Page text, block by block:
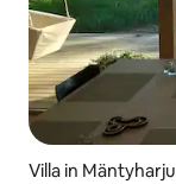
Villa in Mäntyharju